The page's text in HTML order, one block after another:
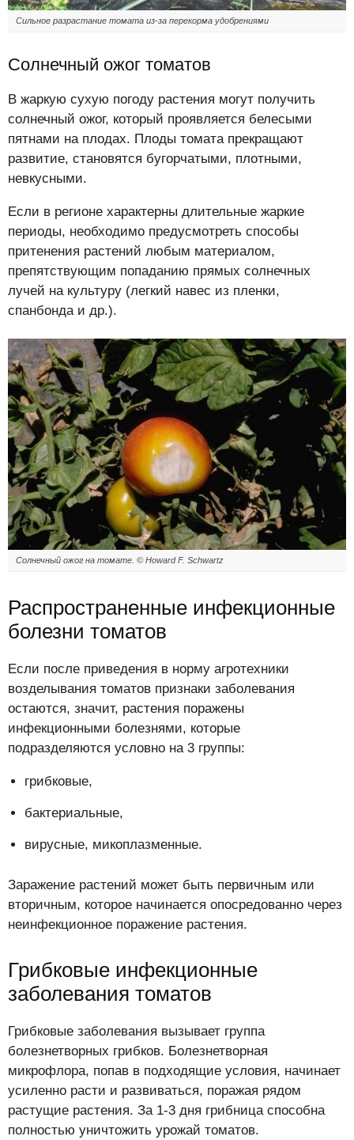
Сильное разрастание томата из-за перекорма удобрениями
Солнечный ожог томатов
В жаркую сухую погоду растения могут получить
солнечный ожог, который проявляется белесыми
пятнами на плодах. Плоды томата прекращают
развитие, становятся бугорчатыми, плотными,
невкусными.
Если в регионе характерны длительные жаркие
периоды, необходимо предусмотреть способы
притенения растений любым материалом,
препятствующим попаданию прямых солнечных
лучей на культуру (легкий навес из пленки,
спанбонда и др.).
Солнечный ожог на томате. © Howard F. Schwartz
Распространенные инфекционные
болезни томатов
Если после приведения в норму агротехники
возделывания томатов признаки заболевания
остаются, значит, растения поражены
инфекционными болезнями, которые
подразделяются условно на 3 группы:
грибковые,
бактериальные,
вирусные, микоплазменные.
Заражение растений может быть первичным или
вторичным, которое начинается опосредованно через
неинфекционное поражение растения.
Грибковые инфекционные
заболевания томатов
Грибковые заболевания вызывает группа
болезнетворных грибков. Болезнетворная
микрофлора, попав в подходящие условия, начинает
усиленно расти и развиваться, поражая рядом
растущие растения. За 1-3 дня грибница способна
полностью уничтожить урожай томатов.